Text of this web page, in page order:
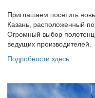
Приглашаем посетить
Казань, расположенный
Огромный выбор
ведущих производителей.
Подробности здесь